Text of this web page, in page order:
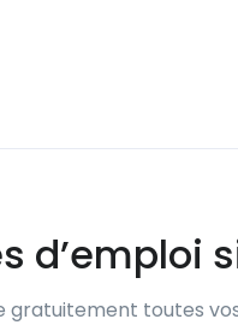
d’emploi
gratuitement toutes